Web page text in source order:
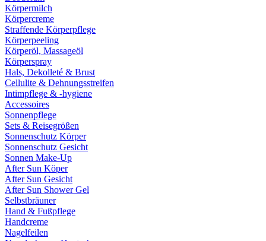
Körpermilch
Körpercreme
Straffende Körperpflege
Körperpeeling
Körperöl, Massageöl
Körperspray
Hals, Dekolleté & Brust
Cellulite & Dehnungsstreifen
Intimpflege & -hygiene
Accessoires
Sonnenpflege
Sets & Reisegrößen
Sonnenschutz Körper
Sonnenschutz Gesicht
Sonnen Make-Up
After Sun Köper
After Sun Gesicht
After Sun Shower Gel
Selbstbräuner
Hand & Fußpflege
Handcreme
Nagelfeilen